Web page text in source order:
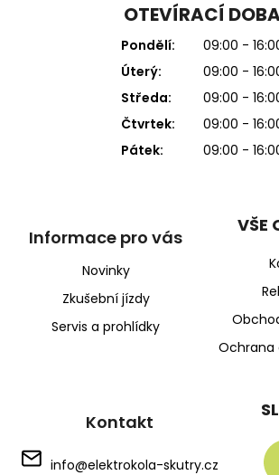
OTEVÍRACÍ
Pondělí:
09:00 -
Úterý:
09:00 -
Středa:
09:00 -
Čtvrtek:
09:00 -
Pátek:
09:00 -
Informace pro vás
Novinky
Zkušební jízdy
Servis a prohlídky
VŠE
Ochrana
Kontakt
info@elektrokola-skutry.cz